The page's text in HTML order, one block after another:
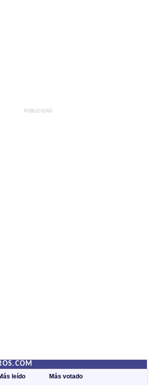
PUBLICIDAD
leído Más votado